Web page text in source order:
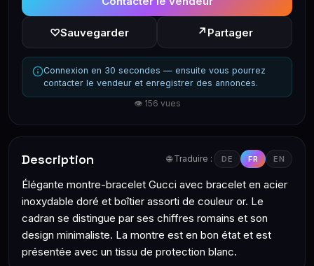
♡Sauvegarder ↗ Partager
Connexion en 30 secondes — ensuite vous pourrez
contacter le vendeur et enregistrer des annonces.
👁 156 vues
Description 🌐 Traduire : DE FR EN
Élégante montre-bracelet Gucci avec bracelet en acier
inoxydable doré et boîtier assorti de couleur or. Le
cadran se distingue par ses chiffres romains et son
design minimaliste. La montre est en bon état et est
présentée avec un tissu de protection blanc.